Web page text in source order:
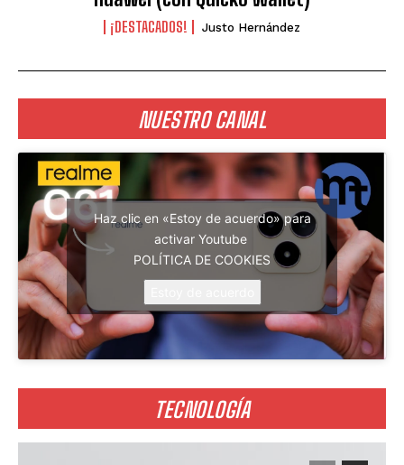
¡DESTACADOS! Justo Hernández
NUESTRO CANAL
Haz clic en «Estoy de acuerdo» para
activar Youtube
POLÍTICA DE COOKIES
TECNOLOGÍA